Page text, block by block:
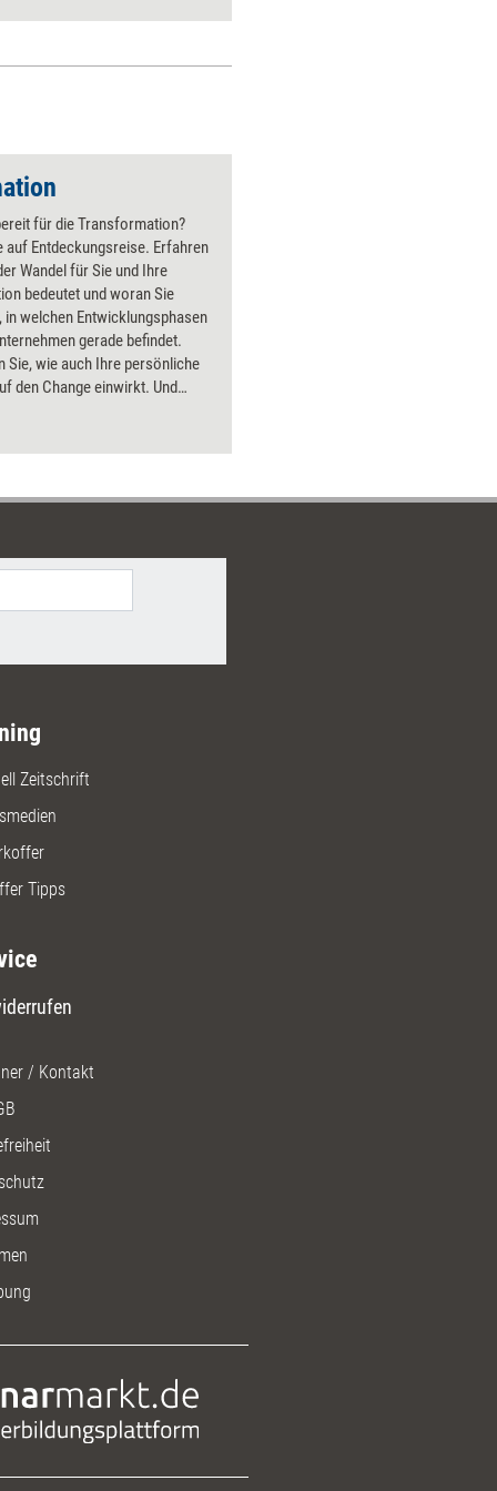
unhinterfragt zu übernehmen.
für die Transformation?
auf Entdeckungsreise. Erfahren
Wandel für Sie und Ihre
bedeutet und woran Sie
in welchen Entwicklungsphasen
gerade befindet.
Sie, wie auch Ihre persönliche
den Change einwirkt. Und
Kraft ihr innewohnt. Dies
zu begleiten - von der
Transformationsinstrumenten
Arbeitsblätter, Checklisten und
Zeitschrift
Tipps
/ Kontakt